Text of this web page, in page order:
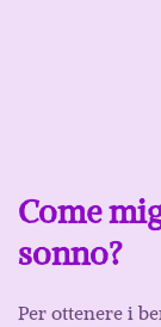
Come
sonno?
Per ottenere i